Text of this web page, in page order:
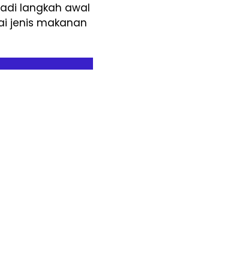
langkah awal
jenis makanan